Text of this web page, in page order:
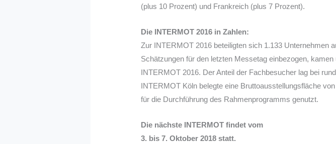
(plus 10 Prozent) und Frankreich (plus 7 Prozent).
Die INTERMOT 2016 in Zahlen:
Zur INTERMOT 2016 beteiligten sich 1.133 Unternehmen
Schätzungen für den letzten Messetag einbezogen,
INTERMOT 2016. Der Anteil der Fachbesucher lag bei
INTERMOT Köln belegte eine Bruttoausstellungsfläche
für die Durchführung des Rahmenprogramms genutzt.
Die nächste INTERMOT findet vom
3. bis 7. Oktober 2018 statt.